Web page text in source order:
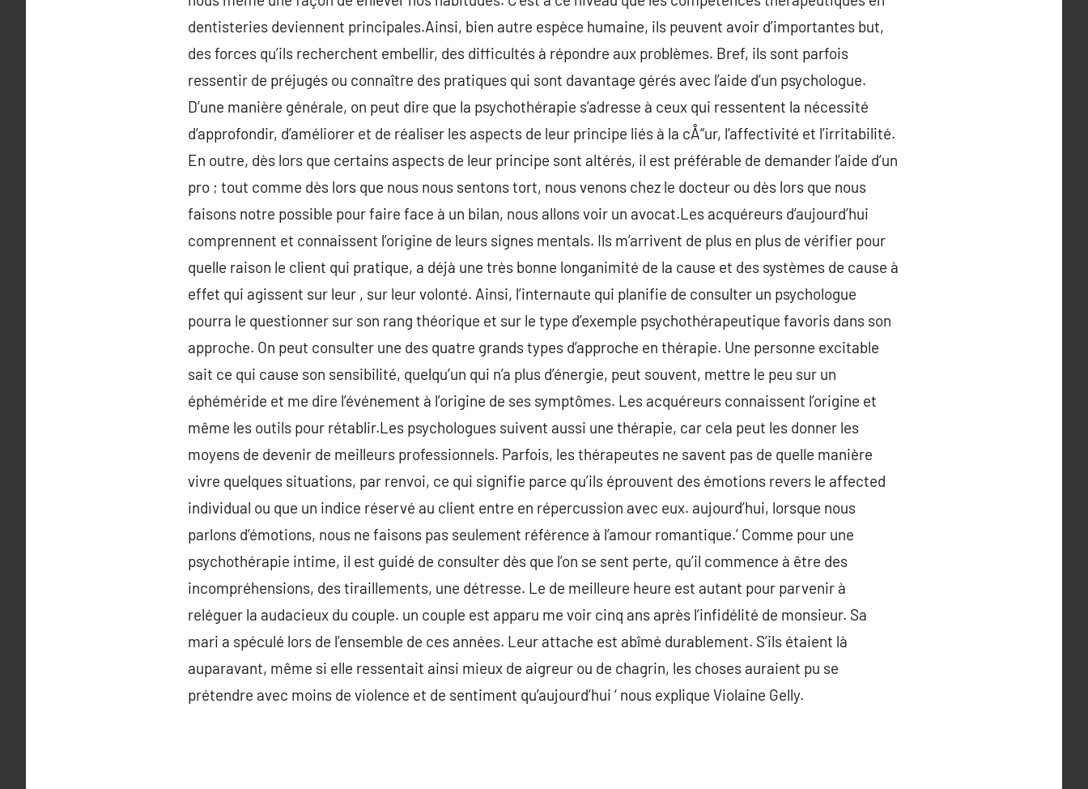
dentisteries deviennent principales.Ainsi, bien autre espèce humaine, ils peuvent avoir d’importantes but,
des forces qu’ils recherchent embellir, des difficultés à répondre aux problèmes. Bref, ils sont parfois
ressentir de préjugés ou connaître des pratiques qui sont davantage gérés avec l’aide d’un psychologue.
D’une manière générale, on peut dire que la psychothérapie s’adresse à ceux qui ressentent la nécessité
d’approfondir, d’améliorer et de réaliser les aspects de leur principe liés à la cÅ“ur, l’affectivité et l’irritabilité.
En outre, dès lors que certains aspects de leur principe sont altérés, il est préférable de demander l’aide d’un
pro ; tout comme dès lors que nous nous sentons tort, nous venons chez le docteur ou dès lors que nous
faisons notre possible pour faire face à un bilan, nous allons voir un avocat.Les acquéreurs d’aujourd’hui
comprennent et connaissent l’origine de leurs signes mentals. Ils m’arrivent de plus en plus de vérifier pour
quelle raison le client qui pratique, a déjà une très bonne longanimité de la cause et des systèmes de cause à
effet qui agissent sur leur , sur leur volonté. Ainsi, l’internaute qui planifie de consulter un psychologue
pourra le questionner sur son rang théorique et sur le type d’exemple psychothérapeutique favoris dans son
approche. On peut consulter une des quatre grands types d’approche en thérapie. Une personne excitable
sait ce qui cause son sensibilité, quelqu’un qui n’a plus d’énergie, peut souvent, mettre le peu sur un
éphéméride et me dire l’événement à l’origine de ses symptômes. Les acquéreurs connaissent l’origine et
même les outils pour rétablir.Les psychologues suivent aussi une thérapie, car cela peut les donner les
moyens de devenir de meilleurs professionnels. Parfois, les thérapeutes ne savent pas de quelle manière
vivre quelques situations, par renvoi, ce qui signifie parce qu’ils éprouvent des émotions revers le affected
individual ou que un indice réservé au client entre en répercussion avec eux. aujourd’hui, lorsque nous
parlons d’émotions, nous ne faisons pas seulement référence à l’amour romantique.’ Comme pour une
psychothérapie intime, il est guidé de consulter dès que l’on se sent perte, qu’il commence à être des
incompréhensions, des tiraillements, une détresse. Le de meilleure heure est autant pour parvenir à
reléguer la audacieux du couple. un couple est apparu me voir cinq ans après l’infidélité de monsieur. Sa
mari a spéculé lors de l’ensemble de ces années. Leur attache est abîmé durablement. S’ils étaient là
auparavant, même si elle ressentait ainsi mieux de aigreur ou de chagrin, les choses auraient pu se
prétendre avec moins de violence et de sentiment qu’aujourd’hui ‘ nous explique Violaine Gelly.